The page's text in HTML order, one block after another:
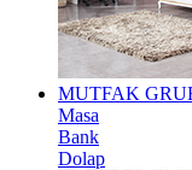
MUTFAK
Masa
Bank
Dolap